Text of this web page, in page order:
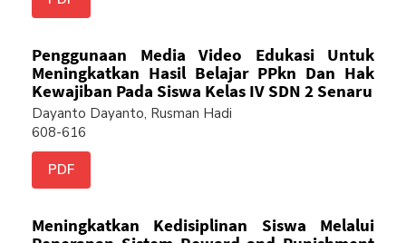
Penggunaan Media Video Edukasi Untuk
Meningkatkan Hasil Belajar PPkn Dan Hak
Kewajiban Pada Siswa Kelas IV SDN 2 Senaru
Dayanto Dayanto, Rusman Hadi
608-616
PDF
Meningkatkan Kedisiplinan Siswa Melalui